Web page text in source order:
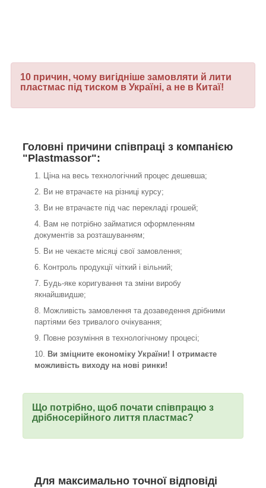
10 причин, чому вигідніше замовляти й лити
пластмас під тиском в Україні, а не в Китаї!
Головні причини співпраці з компанією
"Plastmassor":
Ціна на весь технологічний процес дешевша;
Ви не втрачаєте на різниці курсу;
Ви не втрачаєте під час перекладі грошей;
Вам не потрібно займатися оформленням
документів за розташуванням;
Ви не чекаєте місяці свої замовлення;
Контроль продукції чіткий і вільний;
Будь-яке коригування та зміни виробу
якнайшвидше;
Можливість замовлення та дозаведення дрібними
партіями без тривалого очікування;
Повне розуміння в технологічному процесі;
Ви зміцните економіку України! І отримаєте
можливість виходу на нові ринки!
Що потрібно, щоб почати співпрацю з
дрібносерійного лиття пластмас?
Для максимально точної відповіді